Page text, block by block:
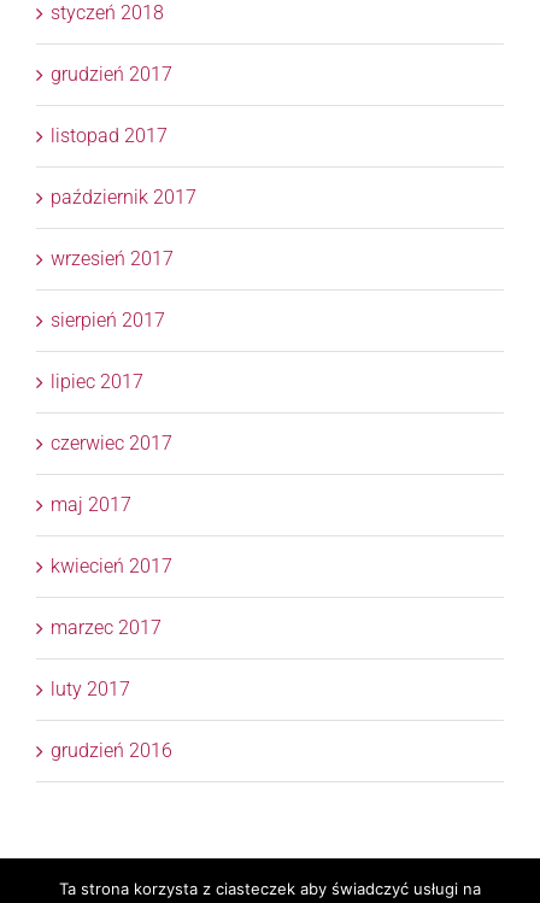
styczeń 2018
grudzień 2017
listopad 2017
październik 2017
wrzesień 2017
sierpień 2017
lipiec 2017
czerwiec 2017
maj 2017
kwiecień 2017
marzec 2017
luty 2017
grudzień 2016
Ta strona korzysta z ciasteczek aby świadczyć usługi na